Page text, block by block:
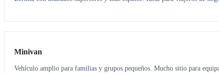
6 5
Minivan
Vehículo amplio para familias y grupos pequeños. Mucho sitio para